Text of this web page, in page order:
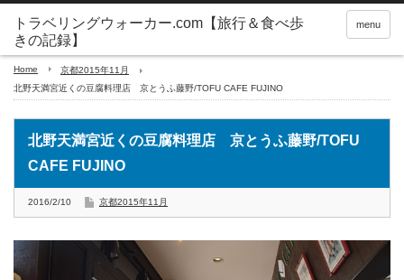
トラベリングウォーカー.com【旅行＆食べ歩
きの記録】
menu
Home
京都2015年11月
北野天満宮近くの豆腐料理店 京とうふ藤野/TOFU CAFE FUJINO
北野天満宮近くの豆腐料理店 京とうふ藤野/TOFU
CAFE FUJINO
2016/2/10 京都2015年11月